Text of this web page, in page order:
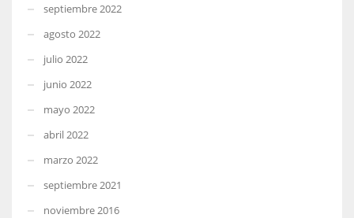
septiembre 2022
agosto 2022
julio 2022
junio 2022
mayo 2022
abril 2022
marzo 2022
septiembre 2021
noviembre 2016